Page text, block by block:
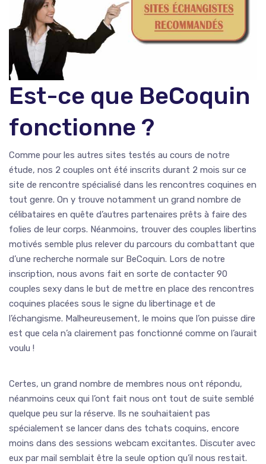
Est-ce que BeCoquin
fonctionne ?
Comme pour les autres sites testés au cours de notre
étude, nos 2 couples ont été inscrits durant 2 mois sur ce
site de rencontre spécialisé dans les rencontres coquines en
tout genre. On y trouve notamment un grand nombre de
célibataires en quête d’autres partenaires prêts à faire des
folies de leur corps. Néanmoins, trouver des couples libertins
motivés semble plus relever du parcours du combattant que
d’une recherche normale sur BeCoquin. Lors de notre
inscription, nous avons fait en sorte de contacter 90
couples sexy dans le but de mettre en place des rencontres
coquines placées sous le signe du libertinage et de
l’échangisme. Malheureusement, le moins que l’on puisse dire
est que cela n’a clairement pas fonctionné comme on l’aurait
voulu !
Certes, un grand nombre de membres nous ont répondu,
néanmoins ceux qui l’ont fait nous ont tout de suite semblé
quelque peu sur la réserve. Ils ne souhaitaient pas
spécialement se lancer dans des tchats coquins, encore
moins dans des sessions webcam excitantes. Discuter avec
eux par mail semblait être la seule option qu’il nous restait.